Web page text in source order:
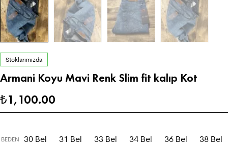
Stoklarımızda
Armani Koyu Mavi Renk Slim fit kalıp Kot
₺1,100.00
BEDEN 30 Bel 31 Bel 33 Bel 34 Bel 36 Bel 38 Bel